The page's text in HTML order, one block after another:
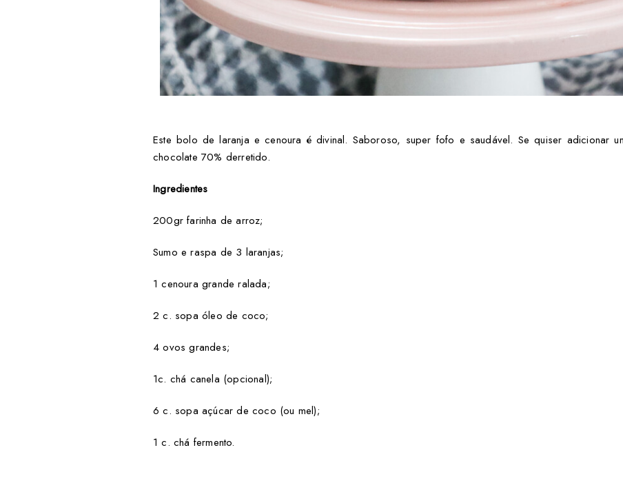
Este bolo de laranja e cenoura é divinal. Saboroso, super fofo e saudável. Se quiser adicionar
chocolate 70% derretido.
Ingredientes
200gr farinha de arroz;
Sumo e raspa de 3 laranjas;
1 cenoura grande ralada;
2 c. sopa óleo de coco;
4 ovos grandes;
1c. chá canela (opcional);
6 c. sopa açúcar de coco (ou mel);
1 c. chá fermento.